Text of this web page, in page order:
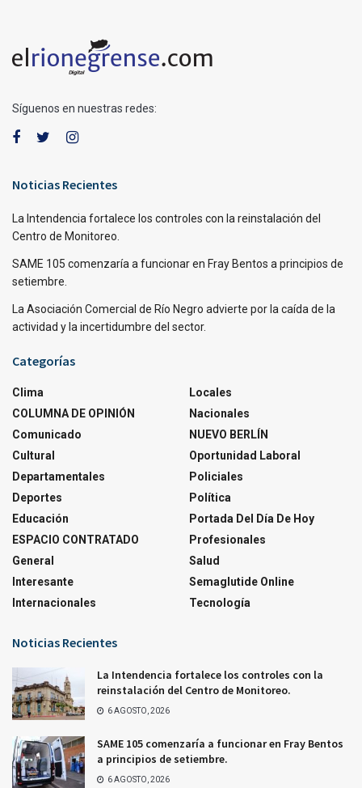
Síguenos en nuestras redes:
Noticias Recientes
La Intendencia fortalece los controles con la reinstalación del
Centro de Monitoreo.
SAME 105 comenzaría a funcionar en Fray Bentos a principios de
setiembre.
La Asociación Comercial de Río Negro advierte por la caída de la
actividad y la incertidumbre del sector.
Categorías
Clima
COLUMNA DE OPINIÓN
Comunicado
Cultural
Departamentales
Deportes
Educación
ESPACIO CONTRATADO
General
Interesante
Internacionales
Locales
Nacionales
NUEVO BERLÍN
Oportunidad Laboral
Policiales
Política
Portada Del Día De Hoy
Profesionales
Salud
Semaglutide Online
Tecnología
Noticias Recientes
La Intendencia fortalece los controles con la
reinstalación del Centro de Monitoreo.
6 AGOSTO, 2026
SAME 105 comenzaría a funcionar en Fray Bentos
a principios de setiembre.
6 AGOSTO, 2026